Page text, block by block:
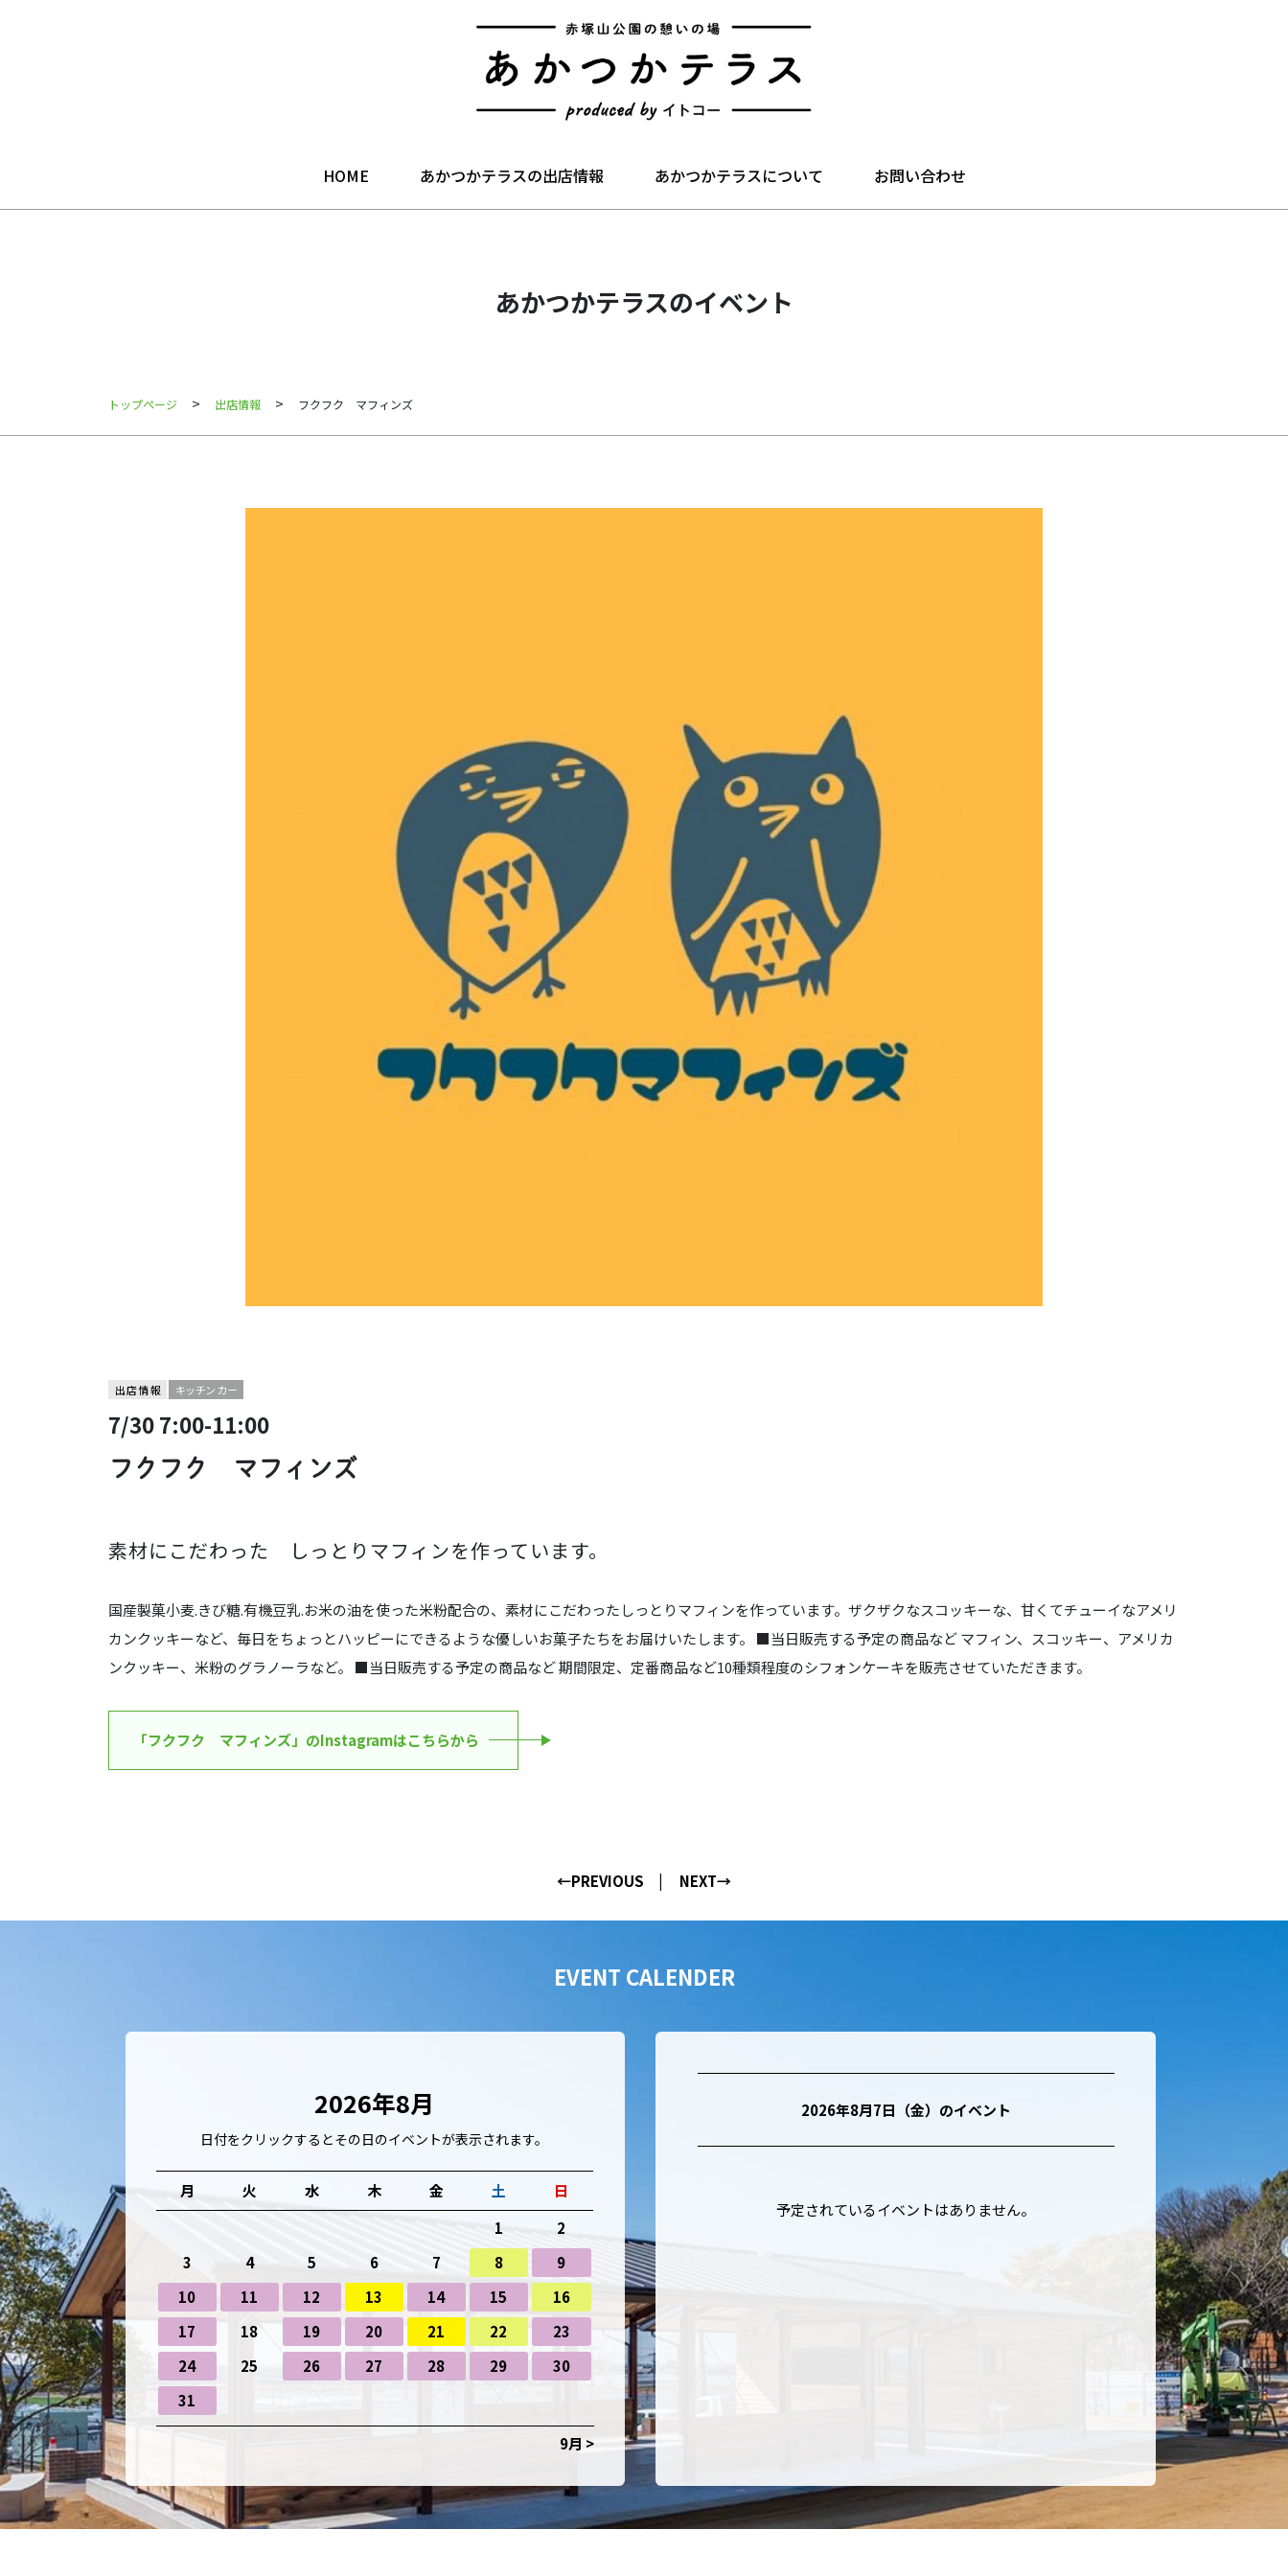
HOME あかつかテラスの出店情報 あかつかテラスについて お問い合わせ
あかつかテラスのイベント
トップページ > 出店情報 > フクフク マフィンズ
出店情報 キッチンカー
7/30 7:00-11:00
フクフク マフィンズ
素材にこだわった しっとりマフィンを作っています。
国産製菓小麦.きび糖.有機豆乳.お米の油を使った米粉配合の、素材にこだわったしっとりマフィンを作っています。ザクザクなスコッキーな、甘くてチューイなアメリ
カンクッキーなど、毎日をちょっとハッピーにできるような優しいお菓子たちをお届けいたします。 ■当日販売する予定の商品など マフィン、スコッキー、アメリカ
ンクッキー、米粉のグラノーラなど。 ■当日販売する予定の商品など 期間限定、定番商品など10種類程度のシフォンケーキを販売させていただきます。
「フクフク マフィンズ」のInstagramはこちらから
←PREVIOUS NEXT→
EVENT CALENDER
2026年8月
日付をクリックするとその日のイベントが表示されます。
月 火 水 木 金 土
日
1
2
3
4 5 6 7 8
9
10
11 12 13 14 15
16
17
18 19 20 21 22
23
24
25 26 27 28 29
30
31
9月 >
2026年8月7日（金） のイベント
予定されているイベントはありません。